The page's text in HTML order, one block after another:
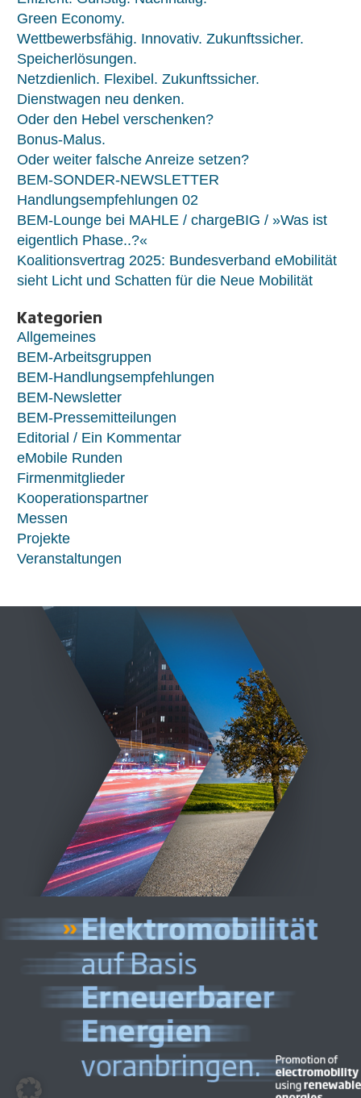
Green Economy.
Wettbewerbsfähig. Innovativ. Zukunftssicher.
Speicherlösungen.
Netzdienlich. Flexibel. Zukunftssicher.
Dienstwagen neu denken.
Oder den Hebel verschenken?
Bonus-Malus.
Oder weiter falsche Anreize setzen?
BEM-SONDER-NEWSLETTER
Handlungsempfehlungen 02
BEM-Lounge bei MAHLE / chargeBIG / »Was ist
eigentlich Phase..?«
Koalitionsvertrag 2025: Bundesverband eMobilität
sieht Licht und Schatten für die Neue Mobilität
Kategorien
Allgemeines
BEM-Arbeitsgruppen
BEM-Handlungsempfehlungen
BEM-Newsletter
BEM-Pressemitteilungen
Editorial / Ein Kommentar
eMobile Runden
Firmenmitglieder
Kooperationspartner
Messen
Projekte
Veranstaltungen